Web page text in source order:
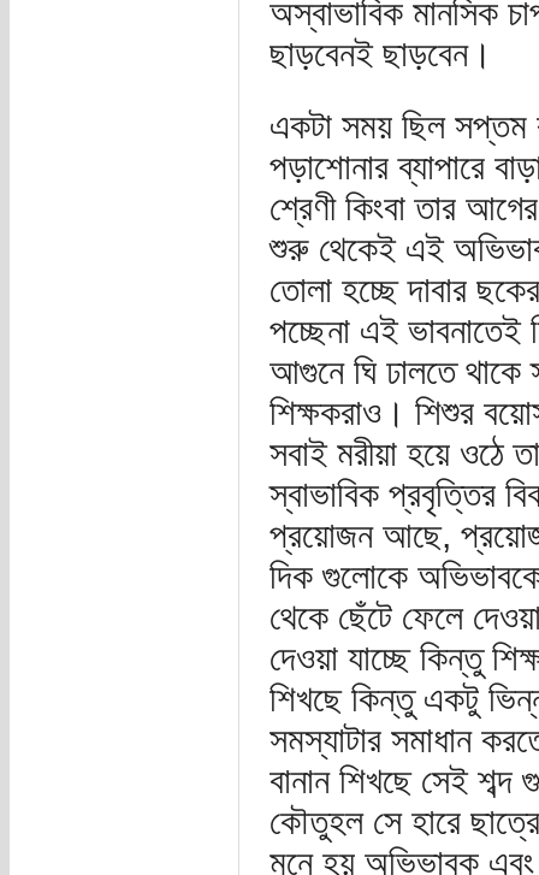
অস্বাভাবিক মানসিক
ছাড়বেনই ছাড়বেন।
একটা সময় ছিল সপ্তম
পড়াশোনার ব্যাপারে
শ্রেণী কিংবা তার
শুরু থেকেই এই
তোলা হচ্ছে দাবার
পচ্ছেনা এই ভাবনাতেই
আগুনে ঘি ঢালতে থাকে
শিক্ষকরাও। শিশুর
সবাই মরীয়া হয়ে ওঠে
স্বাভাবিক প্রবৃত্তির
প্রয়োজন আছে,
দিক গুলোকে
থেকে ছেঁটে ফেলে
দেওয়া যাচ্ছে কিন্তু
শিখছে কিন্তু একটু
সমস্যাটার সমাধান
বানান শিখছে সেই
কৌতুহল সে হারে
মনে হয় অভিভাবক